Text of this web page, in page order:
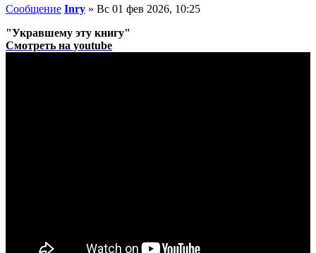
Сообщение Inry » Вс 01 фев 2026, 10:25
"Укравшему эту книгу"
Смотреть на youtube